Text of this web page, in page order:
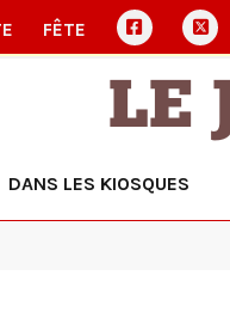
FÊTE
LE
DANS LES KIOSQUES